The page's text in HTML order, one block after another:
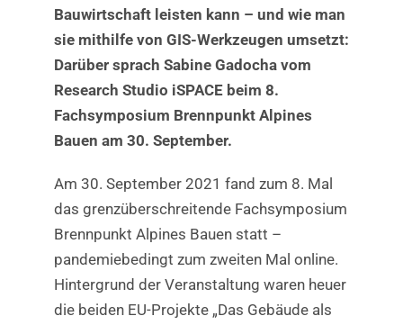
Bauwirtschaft leisten kann – und wie man
sie mithilfe von GIS-Werkzeugen umsetzt:
Darüber sprach Sabine Gadocha vom
Research Studio iSPACE beim 8.
Fachsymposium Brennpunkt Alpines
Bauen am 30. September.
Am 30. September 2021 fand zum 8. Mal
das grenzüberschreitende Fachsymposium
Brennpunkt Alpines Bauen statt –
pandemiebedingt zum zweiten Mal online.
Hintergrund der Veranstaltung waren heuer
die beiden EU-Projekte „Das Gebäude als